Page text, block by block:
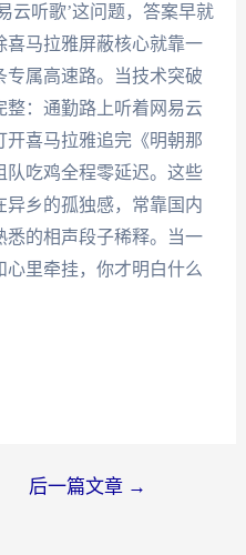
云听歌’这问题，答案早就
喜马拉雅屏蔽核心就靠一
属高速路。当技术突破
：通勤路上听着网易云
喜马拉雅追完《明朝那
队吃鸡全程零延迟。这些
乡的孤独感，常靠国内
悉的相声段子稀释。当一
里牵挂，你才明白什么
后一篇文章 →